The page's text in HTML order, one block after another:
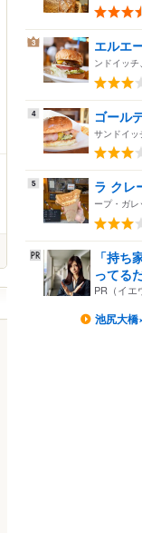
3 エルエ
ンドイッチ
4 ゴール
サンドイッ
5 ラ クレ
ープ・ガレ
「持ち
ってる
PR（イエ
池尻大橋